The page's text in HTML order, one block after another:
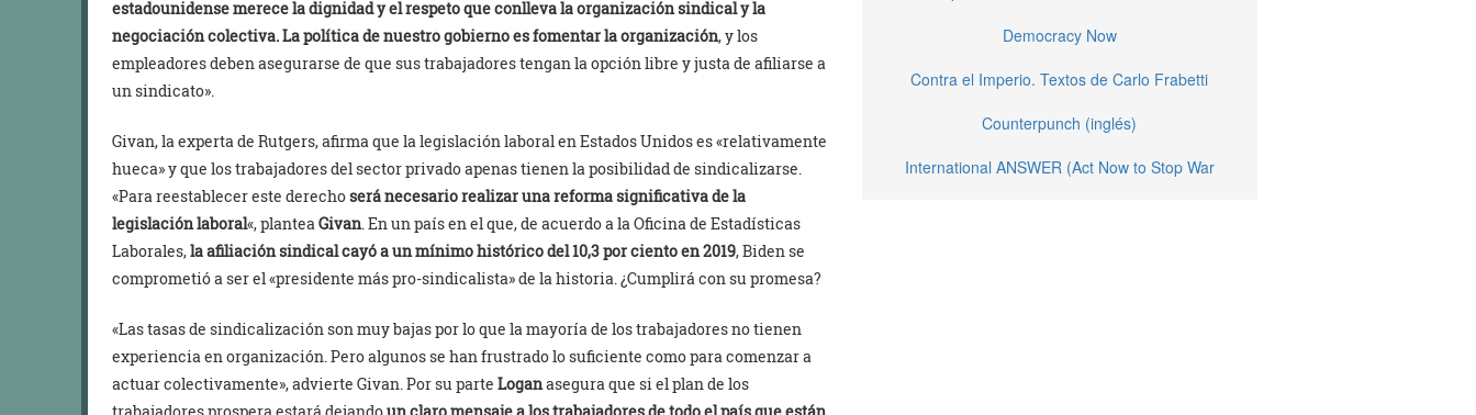
estadounidense merece la dignidad y el respeto que conlleva la organización sindical y la
negociación colectiva. La política de nuestro gobierno es fomentar la organización, y los
empleadores deben asegurarse de que sus trabajadores tengan la opción libre y justa de afiliarse a
un sindicato».
Givan, la experta de Rutgers, afirma que la legislación laboral en Estados Unidos es «relativamente
hueca» y que los trabajadores del sector privado apenas tienen la posibilidad de sindicalizarse.
«Para reestablecer este derecho será necesario realizar una reforma significativa de la
legislación laboral«, planteaGivan. En un país en el que, de acuerdo a la Oficina de Estadísticas
Laborales,la afiliación sindical cayó a un mínimo histórico del 10,3 por ciento en 2019, Biden se
comprometió a ser el «presidente más pro-sindicalista» de la historia. ¿Cumplirá con su promesa?
«Las tasas de sindicalización son muy bajas por lo que la mayoría de los trabajadores no tienen
experiencia en organización. Pero algunos se han frustrado lo suficiente como para comenzar a
actuar colectivamente», advierte Givan. Por su parte Loganasegura que si el plan de los
Democracy Now
Contra el Imperio. Textos de Carlo Frabetti
Counterpunch (inglés)
International ANSWER (Act Now to Stop War